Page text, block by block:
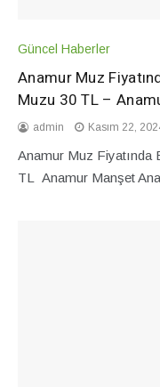
Güncel Haberler
Anamur Muz
Muzu 30 TL –
admin Kasım 22,
Anamur Muz Fiyatında
TL Anamur Manşet